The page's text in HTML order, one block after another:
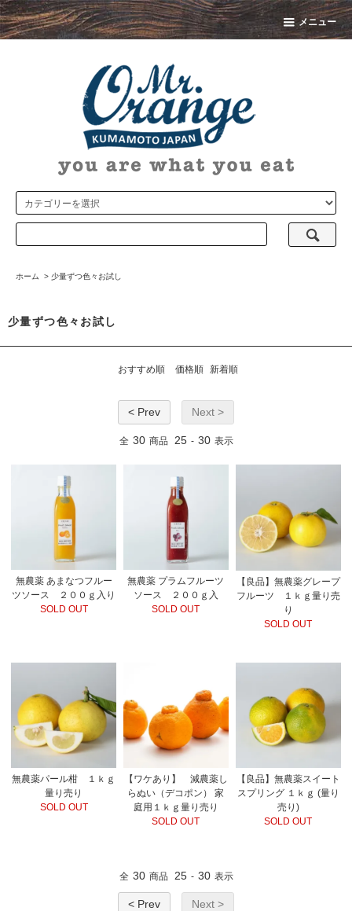
メニュー
ホーム > 少量ずつ色々お試し
少量ずつ色々お試し
おすすめ順 価格順 新着順
< Prev Next >
全 30 商品 25 - 30 表示
無農薬 あまなつフルー
ツソース ２００ｇ入り
SOLD OUT
無農薬 プラムフルーツ
ソース ２００ｇ入
SOLD OUT
【良品】無農薬グレープ
フルーツ １ｋｇ量り売
り
SOLD OUT
無農薬パール柑 １ｋｇ
量り売り
SOLD OUT
【ワケあり】 減農薬し
らぬい（デコポン） 家
庭用１ｋｇ量り売り
SOLD OUT
【良品】無農薬スイート
スプリング １ｋｇ (量り
売り)
SOLD OUT
全 30 商品 25 - 30 表示
< Prev Next >